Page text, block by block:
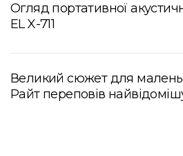
Огляд портативної
EL X-711
Великий сюжет для
Райт переповів